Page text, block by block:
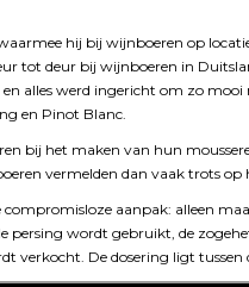
hij bij wijnboeren op
tot deur bij wijnboeren in
alles werd ingericht om zo
en Pinot Blanc.
bij het maken van hun
vermelden dan vaak trots
aanpak: alleen
persing wordt gebruikt, de
verkocht. De dosering ligt